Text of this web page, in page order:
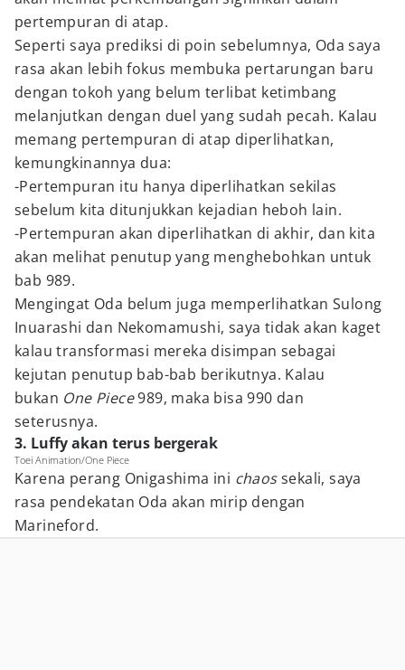
pertempuran di atap.
Seperti saya prediksi di poin sebelumnya, Oda saya
rasa akan lebih fokus membuka pertarungan baru
dengan tokoh yang belum terlibat ketimbang
melanjutkan dengan duel yang sudah pecah. Kalau
memang pertempuran di atap diperlihatkan,
kemungkinannya dua:
-Pertempuran itu hanya diperlihatkan sekilas
sebelum kita ditunjukkan kejadian heboh lain.
-Pertempuran akan diperlihatkan di akhir, dan kita
akan melihat penutup yang menghebohkan untuk
bab 989.
Mengingat Oda belum juga memperlihatkan Sulong
Inuarashi dan Nekomamushi, saya tidak akan kaget
kalau transformasi mereka disimpan sebagai
kejutan penutup bab-bab berikutnya. Kalau
bukan One Piece989, maka bisa 990 dan
seterusnya.
3. Luffy akan terus bergerak
Toei Animation/One Piece
Karena perang Onigashima ini chaossekali, saya
rasa pendekatan Oda akan mirip dengan
Marineford.